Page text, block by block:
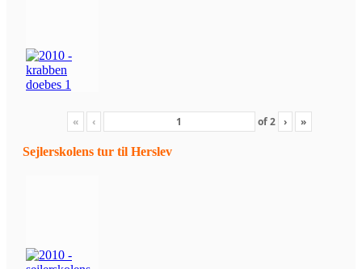
« ‹ of2 › »
Sejlerskolens tur til Herslev